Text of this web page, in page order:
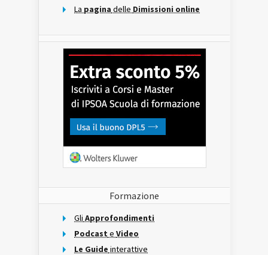
La pagina delle Dimissioni online
Formazione
Gli Approfondimenti
Podcast e Video
Le Guide interattive